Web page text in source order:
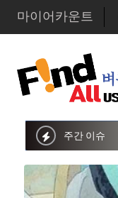
마이어카운트
주간 이슈